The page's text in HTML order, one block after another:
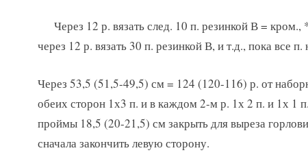
Через 12 р. вязать след. 10 п. резинкой В =
через 12 р. вязать 30 п. резинкой В, и т.д., пока все
Через 53,5 (51,5-49,5) см = 124 (120-116) р. от
обеих сторон 1х3 п. и в каждом 2-м р. 1х 2 п. и 1х 1
проймы 18,5 (20-21,5) см закрыть для выреза
сначала закончить левую сторону.